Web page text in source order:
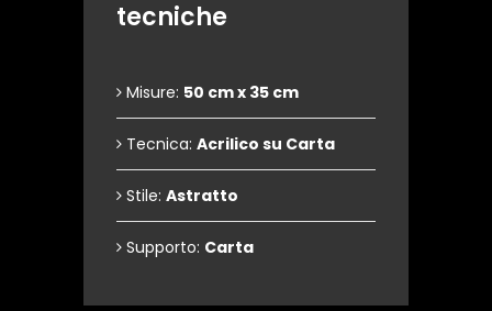
tecniche
Misure: 50 cm x 35 cm
Tecnica: Acrilico su Carta
Stile: Astratto
Supporto: Carta